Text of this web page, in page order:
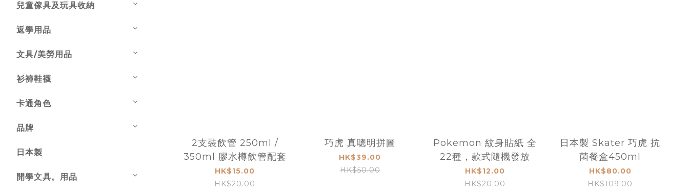
兒童傢具及玩具收納
返學用品
文具/美勞用品
衫褲鞋襪
卡通角色
品牌
日本製
開學文具。用品
2支裝飲管 250ml /
350ml 膠水樽飲管配套
HK$15.00
HK$20.00
巧虎 真聰明拼圖
HK$39.00
HK$50.00
Pokemon 紋身貼紙 全
22種，款式隨機發放
HK$12.00
HK$20.00
日本製 Skater 巧虎 抗
菌餐盒450ml
HK$80.00
HK$109.00